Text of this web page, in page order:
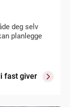
deg selv
planlegge
fast giver